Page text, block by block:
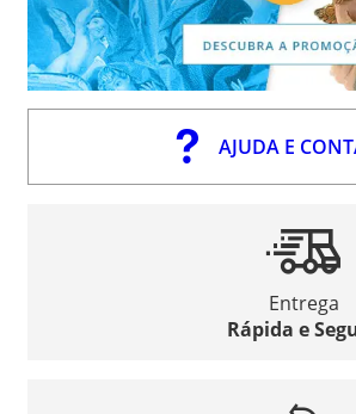
AJUDA E
Entrega
Rápida e